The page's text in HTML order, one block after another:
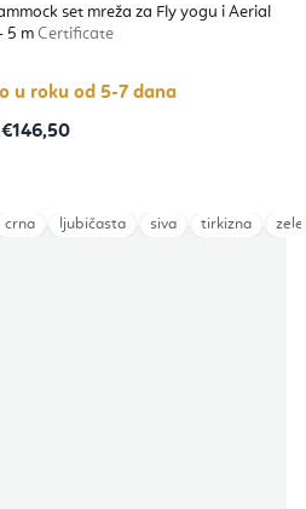
set mreža za Fly yogu i Aerial
5 m Certificate
u roku od 5-7 dana
€146,50
crna ljubičasta siva tirkizna